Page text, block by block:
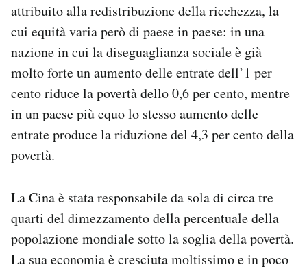
attribuito alla redistribuzione della ricchezza, la
cui equità varia però di paese in paese: in una
nazione in cui la diseguaglianza sociale è già
molto forte un aumento delle entrate dell’1 per
cento riduce la povertà dello 0,6 per cento, mentre
in un paese più equo lo stesso aumento delle
entrate produce la riduzione del 4,3 per cento della
povertà.
La Cina è stata responsabile da sola di circa tre
quarti del dimezzamento della percentuale della
popolazione mondiale sotto la soglia della povertà.
La sua economia è cresciuta moltissimo e in poco